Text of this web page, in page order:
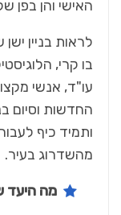
האישי והן בפן
בו קרי,
עו"ד, אנשי
החדשות וסיום
ותמיד כיף
מהשדרוג בעיר.
מה היעד